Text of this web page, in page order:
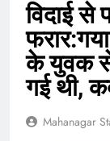
विदाई
के युवक से
गई थी,
Mahanagar